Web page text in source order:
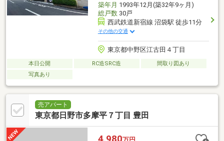
築年月 1993年12月(築32年9ヶ月)
総戸数30戸
西武鉄道新宿線 沼袋駅 徒歩11分
その他の交通
東京都中野区江古田４丁目
本日公開 RC造SRC造
間取り図あり
写真あり
売アパート
東京都日野市多摩平７丁目 豊田